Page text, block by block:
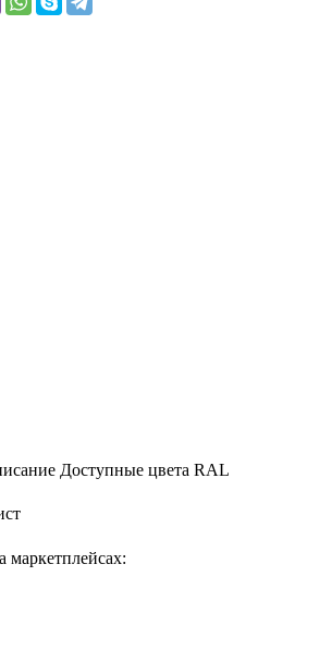
Доступные цвета RAL